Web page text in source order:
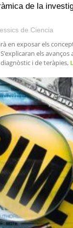
de la
de Ciencia
en exposar els
els
i de teràpies,